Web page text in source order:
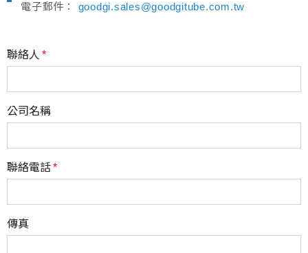
電子郵件： goodgi.sales@goodgitube.com.tw
聯絡人
公司名稱
聯絡電話
傳真